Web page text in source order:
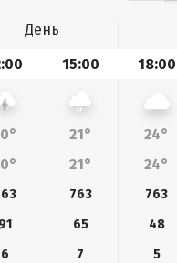
День
15:00 18:00
21° 24°
21° 24°
763 763
91 65 48
6 7 5